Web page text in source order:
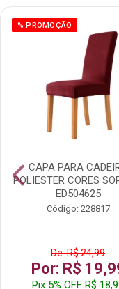
% PROMOÇÃO
CAPA PARA
POLIESTER CORES
ED504625
Código: 228817
De: R$ 24,99
Por: R$
Pix 5% OFF R$